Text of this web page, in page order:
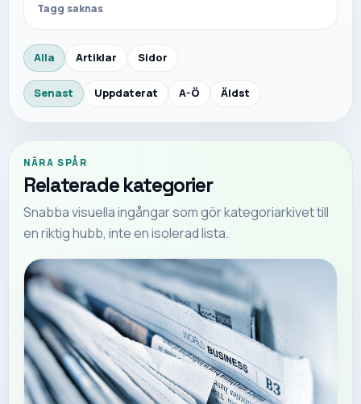
Tagg saknas
Alla Artiklar Sidor
Senast Uppdaterat A-Ö Äldst
NÄRA SPÅR
Relaterade kategorier
Snabba visuella ingångar som gör kategoriarkivet till
en riktig hubb, inte en isolerad lista.